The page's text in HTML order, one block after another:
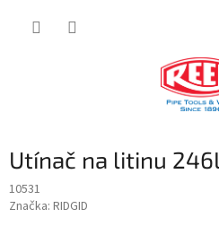
Utínač na litinu
10531
Značka: RIDGID